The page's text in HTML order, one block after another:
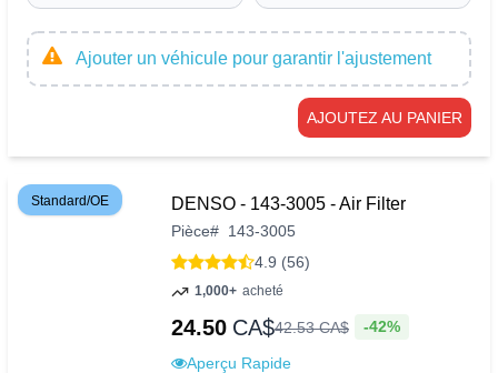
Ajouter un véhicule pour garantir l'ajustement
AJOUTEZ AU PANIER
Standard/OE DENSO - 143-3005 - Air Filter
Pièce# 143-3005
4.9 (56)
1,000+ acheté
24.50 CA$42.53CA$ -42%
Aperçu Rapide